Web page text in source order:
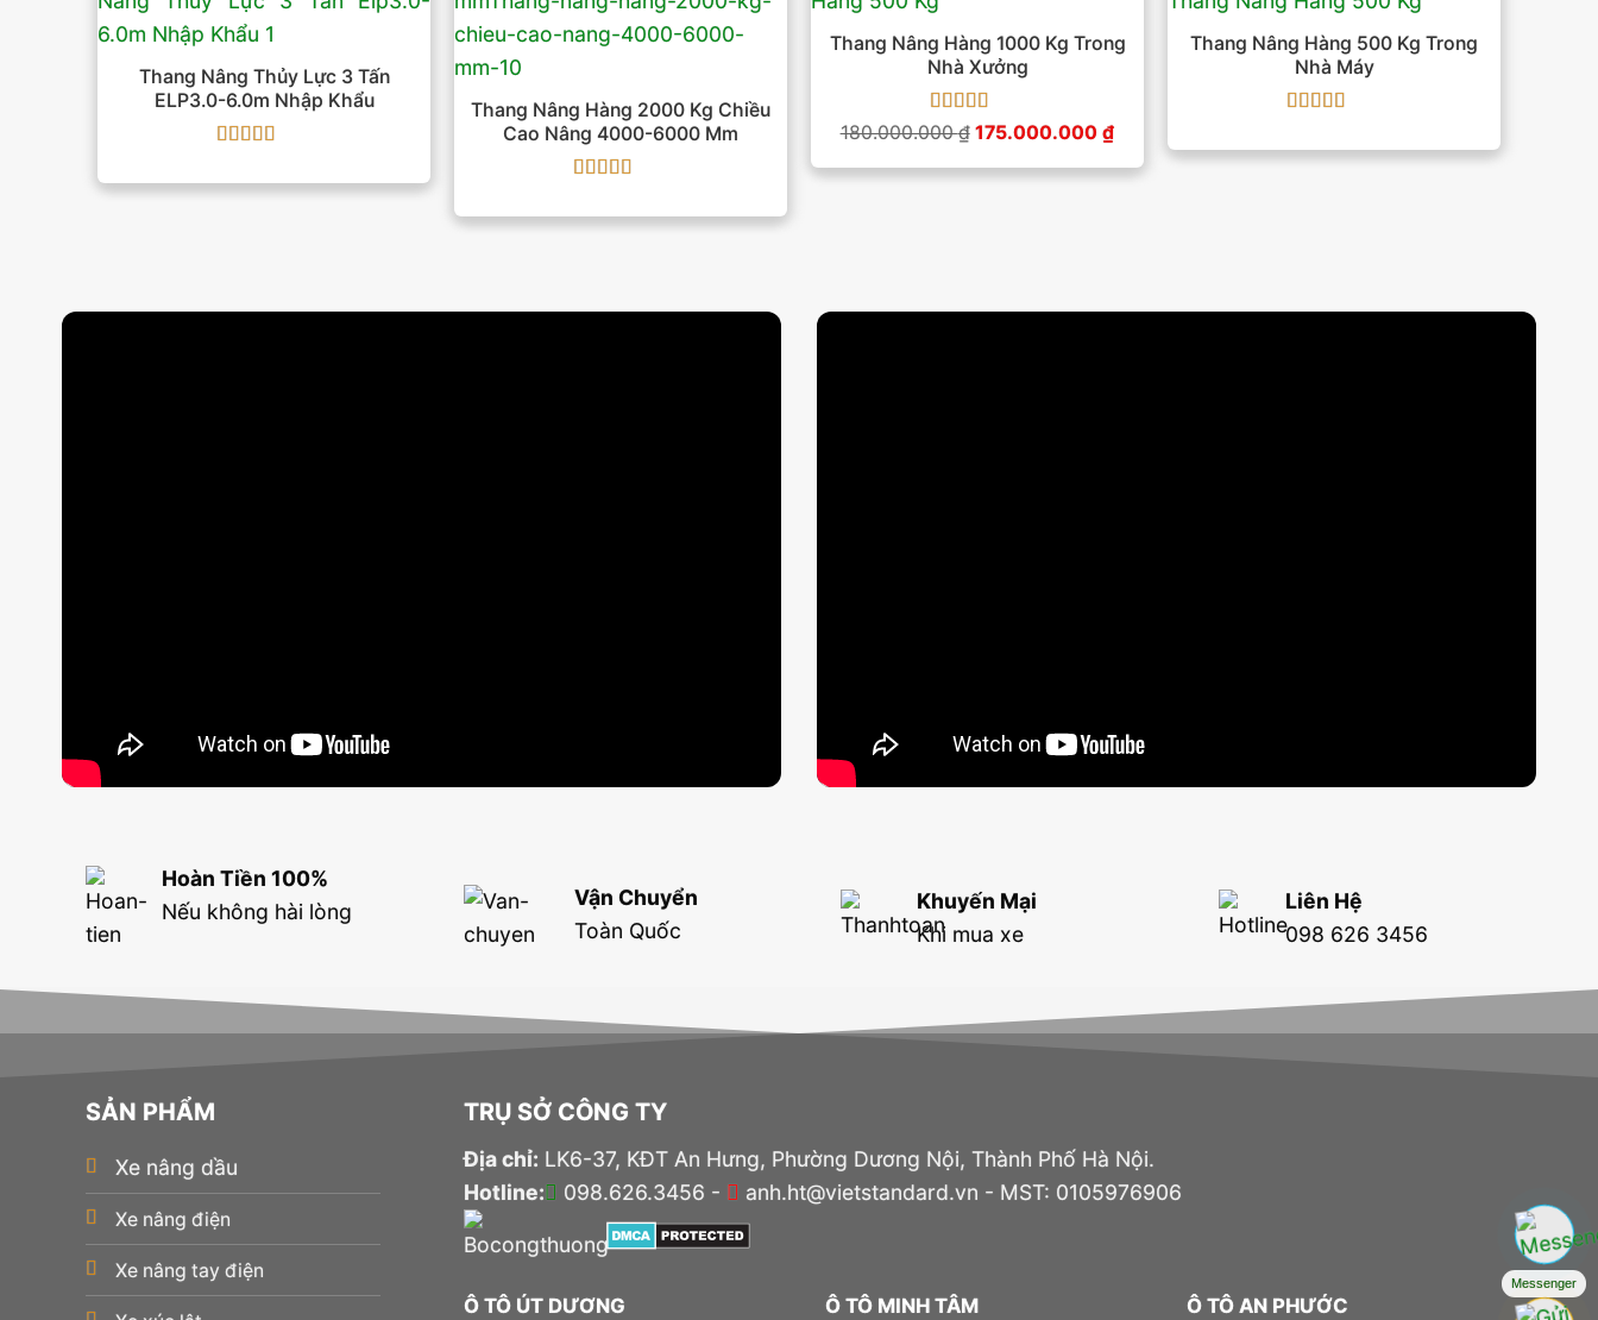
Thang Nâng Thủy Lực 3 Tấn
ELP3.0-6.0m Nhập Khẩu
hạng55 sao
Thang Nâng Hàng 2000 Kg Chiều
Cao Nâng 4000-6000 Mm
hạng55 sao
Thang Nâng Hàng 1000 Kg Trong
Nhà Xưởng
Được xếp
hạng
180.000.000₫ Giá
là:
180.000.000 ₫.
175.000.000₫Giá
tại
là:
Thang Nâng Hàng 500 Kg Trong
Nhà Máy
hạng55 sao
Hoàn Tiền 100%
Nếu không hài lòng
Vận Chuyển
Toàn Quốc
Khuyến Mại
Khi mua xe
Liên Hệ
098 626 3456
SẢN PHẨM
Xe nâng dầu
Xe nâng điện
Xe nâng tay điện
TRỤ SỞ CÔNG TY
Địa chỉ: LK6-37, KĐT An Hưng, Phường Dương Nội, Thành Phố Hà Nội.
Hotline:
098.626.3456 - anh.ht@vietstandard.vn - MST: 0105976906
Ô TÔ ÚT DƯƠNG Ô TÔ MINH TÂM Ô TÔ AN PHƯỚC
Messenger